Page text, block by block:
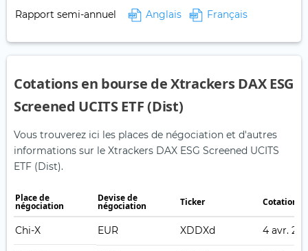
Rapport semi-annuel Anglais Français
Cotations en bourse de Xtrackers DAX ESG
Screened UCITS ETF (Dist)
Vous trouverez ici les places de négociation et d'autres
informations sur le Xtrackers DAX ESG Screened UCITS
ETF (Dist).
Place de
négociation
Devise de
négociation Ticker Cotation
Chi-X EUR XDDXd 4 avr.